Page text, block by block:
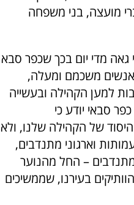
מועצה, בני משפחה
גאה מדי יום בכך שכפר סבא
משכמם ומעלה,
למען הקהילה ובעשייה
סבאי יודע כי
של הקהילה שלנו, ולא
וארגוני מתנדבים,
– החל מהנוער
בעירנו, שממשיכים